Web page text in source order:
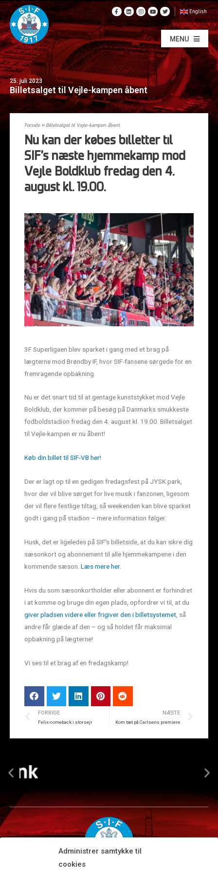
Administrer samtykke til
cookies
English
MENU
25. juli 2023
Billetsalget til Vejle-kampen åbent
Forside»Billetsalget til Vejle-kampen åbent
Nu kan der købes billetter til
SIF’s næste hjemmekamp mod
Vejle Boldklub fredag den 4.
august kl. 19.00.
3F Superligaen blev sparket i gang med et brag på
lægterne mod Brøndby IF, hvor SIF-fansene sørgede for en
fremragende opbakning.
Nu er det snart tid til at gentage kunststykket mod Vejle
Boldklub, der kommer på besøg på Danmarks smukkeste
fodboldstadion fredag den 4. august kl. 19.00. Billetsalget
til Vejle-kampen er nu åbent!
Køb din billet til SIF-VB her!
Der er lagt op til en gedigen fredagsfest på JYSK park,
hvor der vil blive sørget for live musik i fanzonen, ligesom
der vil flere festlige tiltag, så weekenden kan blive sparket
godt i gang på stadion – mere information følger.
Husk, det er ligeledes på SIF’s billetside, at du kan sikre dig
sæsonkort og abonnement til alle hjemmekampene i den
kommende sæson. Læs mere her.
Hvis du som sæsonkortholder eller abonnent er forhindret
i at komme og bruge din egen plads, opfordrer vi til, at du
giver pladsen videre eller frigiver den i billetsystemet, så
andre får glæde af den – og så holdet får maksimal
opbakning på lægterne!
Vi ses til et brag af en fredagskamp!
FORRIGE
Felix-comeback i storsejr
NÆSTE
Kom tæt på Carlsens premiere